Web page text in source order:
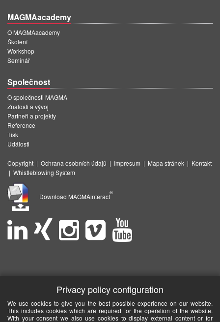
MAGMAacademy
O MAGMAacademy
Školení
Workshop
Seminář
Společnost
O společnosti MAGMA
Znalosti a vývoj
Partneři a projekty
Reference
Tisk
Události
Copyright | Ochrana osobních údajů | Impresum | Mapa stránek | Kontakt
| Whistleblowing System
Download MAGMAinteract
®
Privacy policy configuration
We use cookies to give you the best possible experience on our website.
This includes cookies which are required for the operation of the website.
With your consent we also use cookies to display external content or for